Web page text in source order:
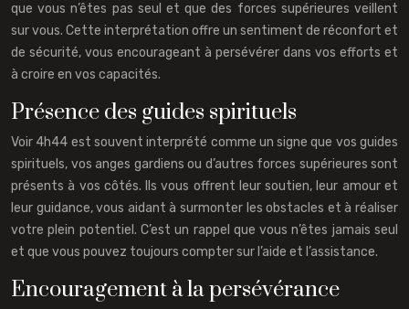
que vous n’êtes pas seul et que des forces supérieures veillent
sur vous. Cette interprétation offre un sentiment de réconfort et
de sécurité, vous encourageant à persévérer dans vos efforts et
à croire en vos capacités.
Présence des guides spirituels
Voir 4h44 est souvent interprété comme un signe que vos guides
spirituels, vos anges gardiens ou d’autres forces supérieures sont
présents à vos côtés. Ils vous offrent leur soutien, leur amour et
leur guidance, vous aidant à surmonter les obstacles et à réaliser
votre plein potentiel. C’est un rappel que vous n’êtes jamais seul
et que vous pouvez toujours compter sur l’aide et l’assistance.
Encouragement à la persévérance